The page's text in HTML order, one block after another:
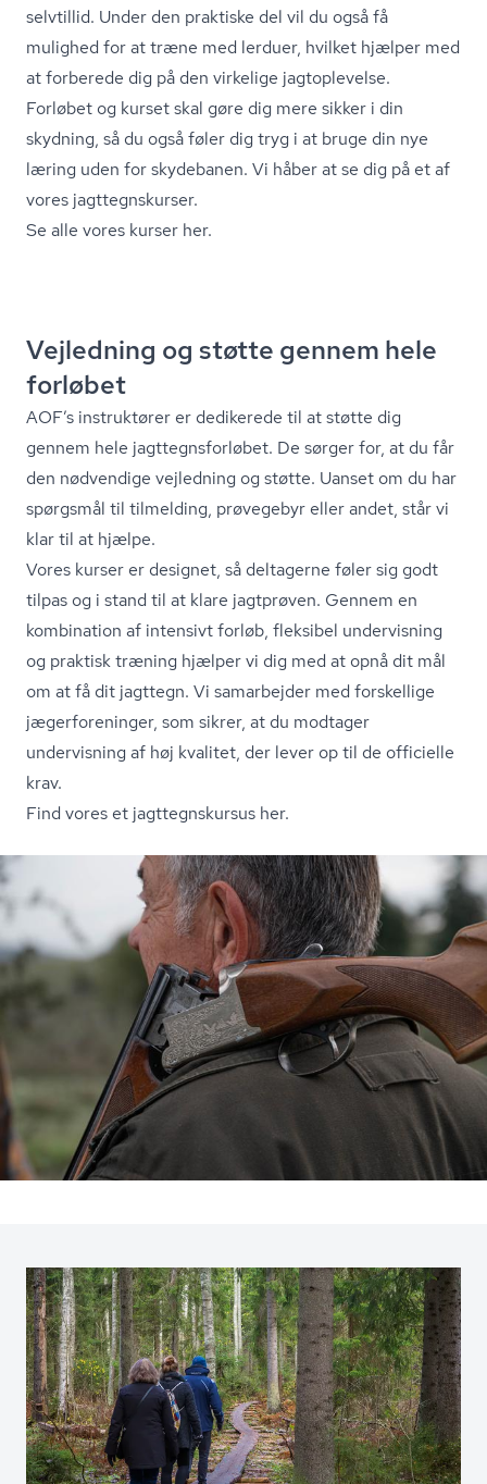
selvtillid. Under den praktiske del vil du også få
mulighed for at træne med lerduer, hvilket hjælper med
at forberede dig på den virkelige jagtoplevelse.
Forløbet og kurset skal gøre dig mere sikker i din
skydning, så du også føler dig tryg i at bruge din nye
læring uden for skydebanen. Vi håber at se dig på et af
vores jagt­tegn­s­kur­ser.
Se alle vores kurser her.
Vejledning og støtte gennem hele
forløbet
AOF’s instruktører er dedikerede til at støtte dig
gennem hele jagt­tegns­for­lø­bet. De sørger for, at du får
den nødvendige vejledning og støtte. Uanset om du har
spørgsmål til tilmelding, prøvegebyr eller andet, står vi
klar til at hjælpe.
Vores kurser er designet, så deltagerne føler sig godt
tilpas og i stand til at klare jagtprøven. Gennem en
kombination af intensivt forløb, fleksibel undervisning
og praktisk træning hjælper vi dig med at opnå dit mål
om at få dit jagttegn. Vi samarbejder med forskellige
jæ­ger­for­e­nin­ger, som sikrer, at du modtager
undervisning af høj kvalitet, der lever op til de officielle
krav.
Find vores et jagt­tegn­s­kur­sus her.